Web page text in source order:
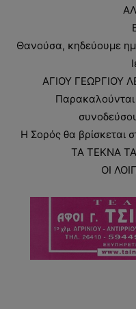
Θανούσα, κηδεύουμε
ΑΓΙΟΥ ΓΕΩΡΓΙΟΥ
Παρακαλούνται
Η Σορός θα βρίσκεται
ΤΑ ΤΕΚΝΑ
ΟΙ